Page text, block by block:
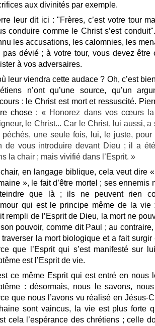
aux divinités par exemple.
leur dit ici : "Frères, c’est votre tour
conduire comme le Christ s’est
les accusations, les calomnies, les
pas dévié ; à votre tour, vous devez être
à vos adversaires.
leur viendra cette audace ? Oh, c’est
n’ont qu’une source, qu’un
: le Christ est mort et ressuscité.
chose : « Honorez dans vos cœurs
le Christ... Car le Christ, lui aussi, a
péchés, une seule fois,
lui, le juste,
de vous introduire devant Dieu ; il a
la chair ; mais vivifié dans l’Esprit. »
en langage biblique, cela veut dire
», le fait d’être mortel ; ses ennemis
que là ; ils ne peuvent rien
qui est le principe même de la vie :
rempli de l’Esprit de Dieu, la mort ne
pouvoir, comme dit Paul ; au contraire,
traverser la mort biologique et a fait surgir
que l’Esprit qui s’est manifesté sur
est l’Esprit de vie.
ce même Esprit qui est entré en nous
: désormais, nous le savons,
que nous l’avons vu réalisé en Jésus-
sont vaincus, la vie est plus forte
cela l’espérance des chrétiens ; celle